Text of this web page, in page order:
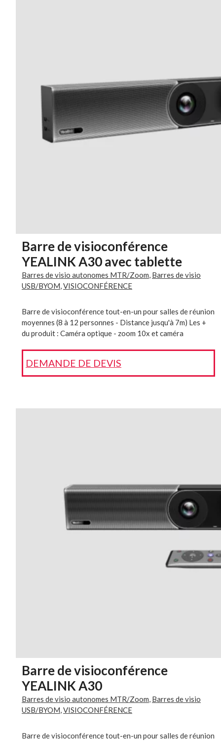
Barre de visioconférence
YEALINK A30 avec tablette
Barres de visio autonomes MTR/Zoom, Barres de visio
USB/BYOM,VISIOCONFÉRENCE
Barre de visioconférence tout-en-un pour salles de réunion
moyennes (8 à 12 personnes - Distance jusqu'à 7m) Les +
du produit : Caméra optique - zoom 10x et caméra
Double caméra Livré avec une tablette tactile de contrôle
Supporte Microsoft Teams, Zoom et autres plateformes de
l’emploi)
DEMANDE DE DEVIS
Barre de visioconférence
YEALINK A30
Barres de visio autonomes MTR/Zoom Barres de visio
USB/BYOM VISIOCONFÉRENCE
Barre de visioconférence tout-en-un pour salles de réunion